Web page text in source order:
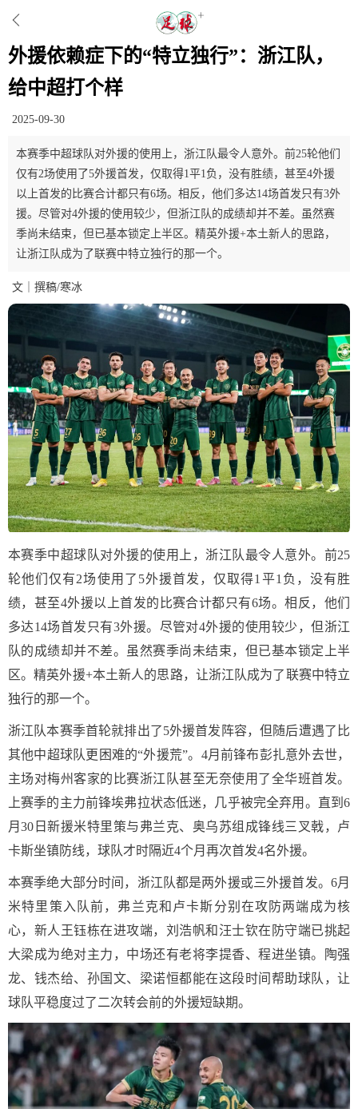
外援依赖症下的“特立独行”：浙江队，
给中超打个样
2025-09-30
本赛季中超球队对外援的使用上，浙江队最令人意外。前25轮他们
仅有2场使用了5外援首发，仅取得1平1负，没有胜绩，甚至4外援
以上首发的比赛合计都只有6场。相反，他们多达14场首发只有3外
援。尽管对4外援的使用较少，但浙江队的成绩却并不差。虽然赛
季尚未结束，但已基本锁定上半区。精英外援+本土新人的思路，
让浙江队成为了联赛中特立独行的那一个。
文｜撰稿/寒冰
本赛季中超球队对外援的使用上，浙江队最令人意外。前25
轮他们仅有2场使用了5外援首发，仅取得1平1负，没有胜
绩，甚至4外援以上首发的比赛合计都只有6场。相反，他们
多达14场首发只有3外援。尽管对4外援的使用较少，但浙江
队的成绩却并不差。虽然赛季尚未结束，但已基本锁定上半
区。精英外援+本土新人的思路，让浙江队成为了联赛中特立
独行的那一个。
浙江队本赛季首轮就排出了5外援首发阵容，但随后遭遇了比
其他中超球队更困难的“外援荒”。4月前锋布彭扎意外去世，
主场对梅州客家的比赛浙江队甚至无奈使用了全华班首发。
上赛季的主力前锋埃弗拉状态低迷，几乎被完全弃用。直到6
月30日新援米特里策与弗兰克、奥乌苏组成锋线三叉戟，卢
卡斯坐镇防线，球队才时隔近4个月再次首发4名外援。
本赛季绝大部分时间，浙江队都是两外援或三外援首发。6月
米特里策入队前，弗兰克和卢卡斯分别在攻防两端成为核
心，新人王钰栋在进攻端，刘浩帆和汪士钦在防守端已挑起
大梁成为绝对主力，中场还有老将李提香、程进坐镇。陶强
龙、钱杰给、孙国文、梁诺恒都能在这段时间帮助球队，让
球队平稳度过了二次转会前的外援短缺期。